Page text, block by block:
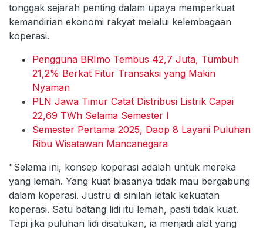
tonggak sejarah penting dalam upaya memperkuat
kemandirian ekonomi rakyat melalui kelembagaan
koperasi.
Pengguna BRImo Tembus 42,7 Juta, Tumbuh
21,2% Berkat Fitur Transaksi yang Makin
Nyaman
PLN Jawa Timur Catat Distribusi Listrik Capai
22,69 TWh Selama Semester I
Semester Pertama 2025, Daop 8 Layani Puluhan
Ribu Wisatawan Mancanegara
"Selama ini, konsep koperasi adalah untuk mereka
yang lemah. Yang kuat biasanya tidak mau bergabung
dalam koperasi. Justru di sinilah letak kekuatan
koperasi. Satu batang lidi itu lemah, pasti tidak kuat.
Tapi jika puluhan lidi disatukan, ia menjadi alat yang